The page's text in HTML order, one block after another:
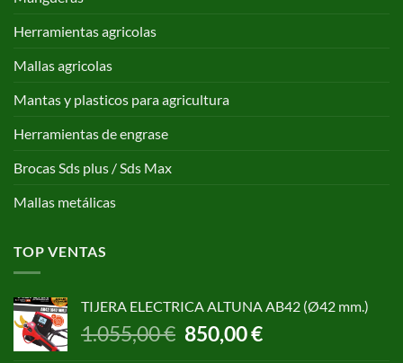
Herramientas agricolas
Mallas agricolas
Mantas y plasticos para agricultura
Herramientas de engrase
Brocas Sds plus / Sds Max
Mallas metálicas
TOP VENTAS
TIJERA ELECTRICA ALTUNA AB42 (Ø42 mm.)
1.055,00€ El
precio
850,00€El